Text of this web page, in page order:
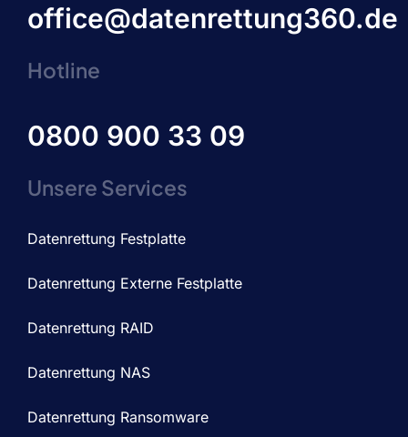
office@datenrettung360.de
Hotline
0800 900 33 09
Unsere Services
Datenrettung Festplatte
Datenrettung Externe Festplatte
Datenrettung RAID
Datenrettung NAS
Datenrettung Ransomware